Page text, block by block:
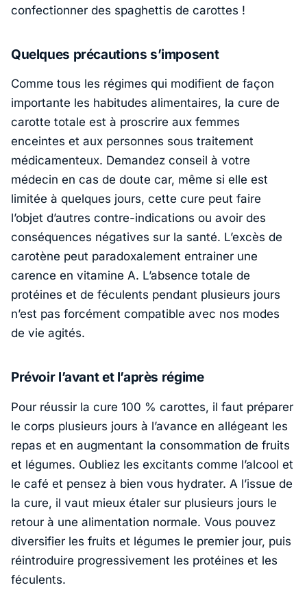
confectionner des spaghettis de carottes !
Quelques précautions s’imposent
Comme tous les régimes qui modifient de façon
importante les habitudes alimentaires, la cure de
carotte totale est à proscrire aux femmes
enceintes et aux personnes sous traitement
médicamenteux. Demandez conseil à votre
médecin en cas de doute car, même si elle est
limitée à quelques jours, cette cure peut faire
l’objet d’autres contre-indications ou avoir des
conséquences négatives sur la santé. L’excès de
carotène peut paradoxalement entrainer une
carence en vitamine A. L’absence totale de
protéines et de féculents pendant plusieurs jours
n’est pas forcément compatible avec nos modes
de vie agités.
Prévoir l’avant et l’après régime
Pour réussir la cure 100 % carottes, il faut préparer
le corps plusieurs jours à l’avance en allégeant les
repas et en augmentant la consommation de fruits
et légumes. Oubliez les excitants comme l’alcool et
le café et pensez à bien vous hydrater. A l’issue de
la cure, il vaut mieux étaler sur plusieurs jours le
retour à une alimentation normale. Vous pouvez
diversifier les fruits et légumes le premier jour, puis
réintroduire progressivement les protéines et les
féculents.